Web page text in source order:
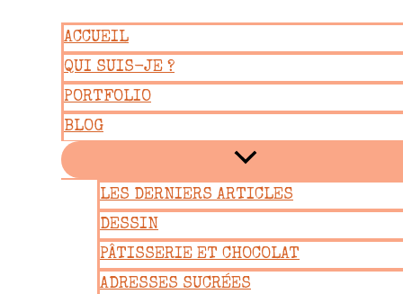
contenu
ACCUEIL
QUI SUIS-JE ?
PORTFOLIO
BLOG
LES DERNIERS ARTICLES
DESSIN
PÂTISSERIE ET CHOCOLAT
ADRESSES SUCRÉES